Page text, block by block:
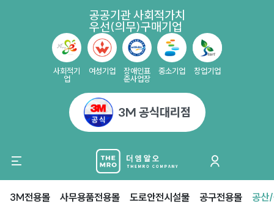
공공기관 사회적가치
우선(의무)구매기업
사회적기
업
여성기업
장애인표
준사업장
중소기업 창업기업
3M 공식대리점
3M전용몰 사무용품전용몰 도로안전시설물 공구전용몰 공산